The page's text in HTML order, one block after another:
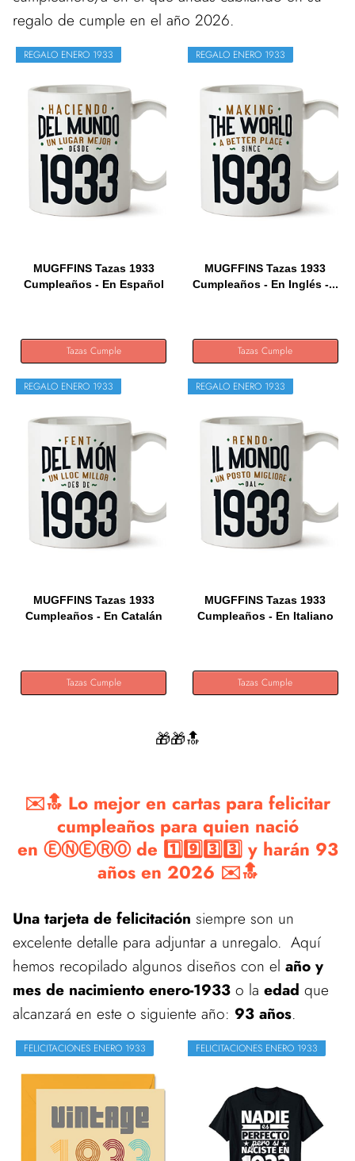
regalo de cumple en el año 2026.
REGALO ENERO 1933
MUGFFINS Tazas 1933
Cumpleaños - En Español
Tazas Cumple
REGALO ENERO 1933
MUGFFINS Tazas 1933
Cumpleaños - En Inglés -...
Tazas Cumple
REGALO ENERO 1933
MUGFFINS Tazas 1933
Cumpleaños - En Catalán
Tazas Cumple
REGALO ENERO 1933
MUGFFINS Tazas 1933
Cumpleaños - En Italiano
Tazas Cumple
🎁🎁🔝
✉️🔝 Lo mejor en cartas para felicitar
cumpleaños para quien nació
en ⒺⓃⒺⓇⓄ de 1️⃣9️⃣3️⃣3️⃣ y harán 93
años en 2026 ✉️🔝
Una tarjeta de felicitación siempre son un
excelente detalle para adjuntar a unregalo. Aquí
hemos recopilado algunos diseños con el año y
mes de nacimiento enero-1933 o la edad que
alcanzará en este o siguiente año: 93 años.
FELICITACIONES ENERO 1933 FELICITACIONES ENERO 1933